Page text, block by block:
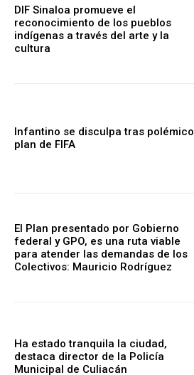
DIF Sinaloa promueve el
reconocimiento de los pueblos
indígenas a través del arte y la
cultura
Infantino se disculpa tras polémico
plan de FIFA
El Plan presentado por Gobierno
federal y GPO, es una ruta viable
para atender las demandas de los
Colectivos: Mauricio Rodríguez
Ha estado tranquila la ciudad,
destaca director de la Policía
Municipal de Culiacán